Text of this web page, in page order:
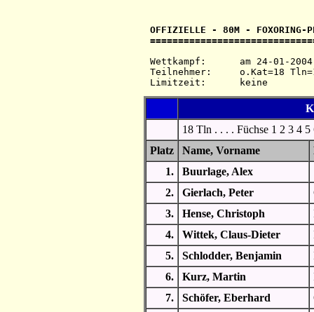
OFFIZIELLE - 80M - FOXORING-
Wettkampf:  	am 24-01-2004   ab 11.40 Uhr   im 80-m-Band
Teilnehmer: 	o.Kat=18 Tln=18 +Hel=25
18 Tln . . . . Füchse 1 2 3 4
Platz
Name, Vorname
1.
Buurlage, Alex
2.
Gierlach, Peter
3.
Hense, Christoph
4.
Wittek, Claus-Dieter
5.
Schlodder, Benjamin
6.
Kurz, Martin
7.
Schöfer, Eberhard